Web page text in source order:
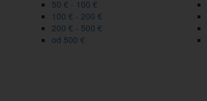
50 € - 100 €
100 € - 200 €
200 € - 500 €
od 500 €